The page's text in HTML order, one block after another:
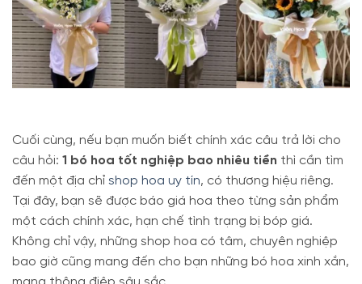
Cuối cùng, nếu bạn muốn biết chính xác câu trả lời cho
câu hỏi: 1 bó hoa tốt nghiệp bao nhiêu tiền thì cần tìm
đến một địa chỉ shop hoa uy tín, có thương hiệu riêng.
Tại đây, bạn sẽ được báo giá hoa theo từng sản phẩm
một cách chính xác, hạn chế tình trạng bị bóp giá.
Không chỉ vậy, những shop hoa có tâm, chuyên nghiệp
bao giờ cũng mang đến cho bạn những bó hoa xinh xắn,